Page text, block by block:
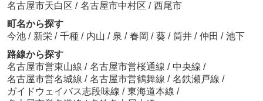
名古屋市天白区 / 名古屋市中村区 / 西尾市
町名から探す
今池 / 新栄 / 千種 / 内山 / 泉 / 春岡 / 葵 / 筒井 / 仲田 / 池下
路線から探す
名古屋市営東山線 / 名古屋市営桜通線 / 中央線 /
名古屋市営名城線 / 名古屋市営鶴舞線 / 名鉄瀬戸線 /
ガイドウェイバス志段味線 / 東海道本線 /